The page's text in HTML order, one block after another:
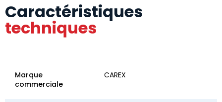
Caractéristiques
techniques
Marque
commerciale
CAREX